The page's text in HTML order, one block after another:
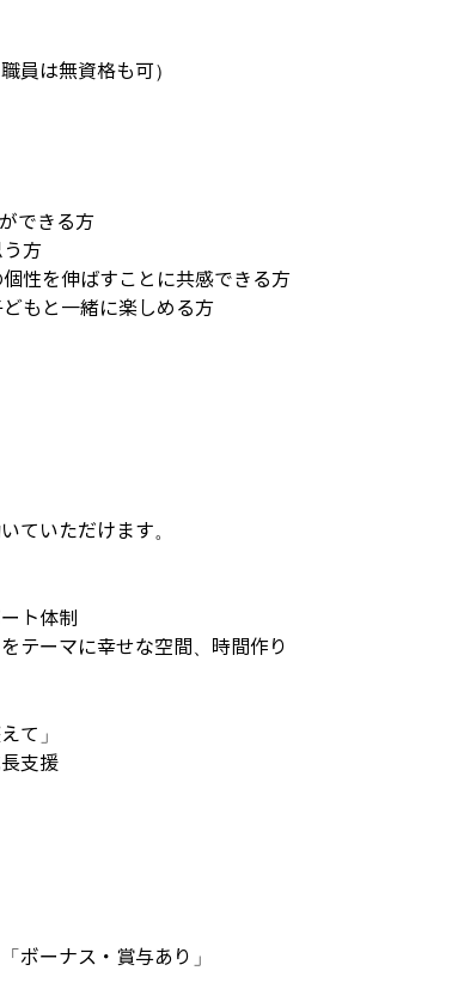
員は無資格も可）
できる方
方
性を伸ばすことに共感できる方
もと一緒に楽しめる方
ていただけます。
ト体制
テーマに幸せな空間、時間作り
て」
支援
ボーナス・賞与あり」